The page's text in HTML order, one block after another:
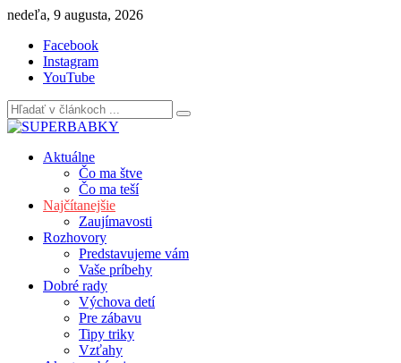
Skip
content
nedeľa, 9 augusta, 2026
Facebook
Instagram
YouTube
Aktuálne
Čo ma štve
Čo ma teší
Najčítanejšie
Zaujímavosti
Rozhovory
Predstavujeme vám
Vaše príbehy
Dobré rady
Výchova detí
Pre zábavu
Tipy triky
Vzťahy